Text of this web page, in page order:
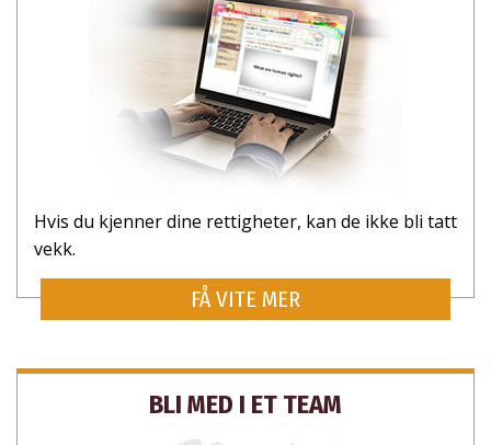
Hvis du kjenner dine rettigheter, kan de ikke bli tatt
vekk.
FÅ VITE MER
BLI MED I ET TEAM